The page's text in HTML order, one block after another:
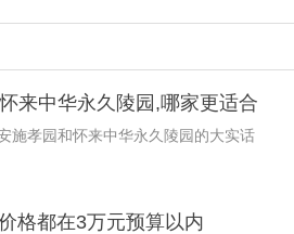
来中华永久陵园,哪家更适合
施孝园和怀来中华永久陵园的大实话
格都在3万元预算以内